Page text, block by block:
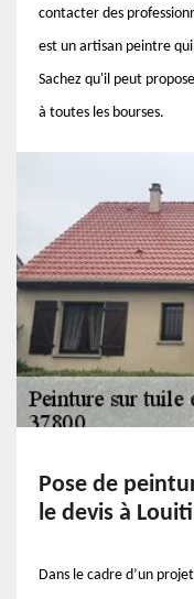
contacter des
est un artisan peintre
Sachez qu'il peut
à toutes les bourses.
Pose de
le devis à
Dans le cadre d’un